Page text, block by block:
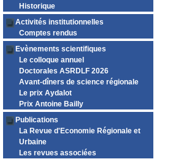
Historique
Activités institutionnelles
Comptes rendus
Evènements scientifiques
Le colloque annuel
Doctorales ASRDLF 2026
Avant-dîners de science régionale
Le prix Aydalot
Prix Antoine Bailly
Publications
La Revue d'Economie Régionale et
Urbaine
Les revues associées